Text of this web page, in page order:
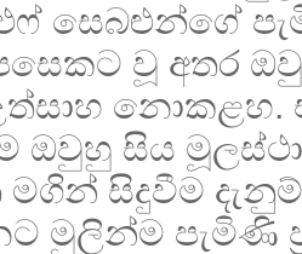
සෙබළුන්ගේ
වූ අතර
නොකළහ.
ඔවුහු සිය
මගින් සිදුවීම
මුලින්ම පැමිණි